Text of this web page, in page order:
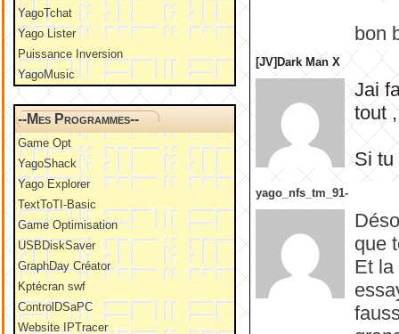
YagoTchat
Yago Lister
Puissance Inversion
YagoMusic
--Mes Programmes--
Game Opt
YagoShack
Yago Explorer
TextToTI-Basic
Game Optimisation
USBDiskSaver
GraphDay Créator
Kptécran swf
ControlDSaPC
Website IPTracer
bon
[JV]Dark Man X
Jai
tout
Si tu
yago_nfs_tm_91-
que
Et la